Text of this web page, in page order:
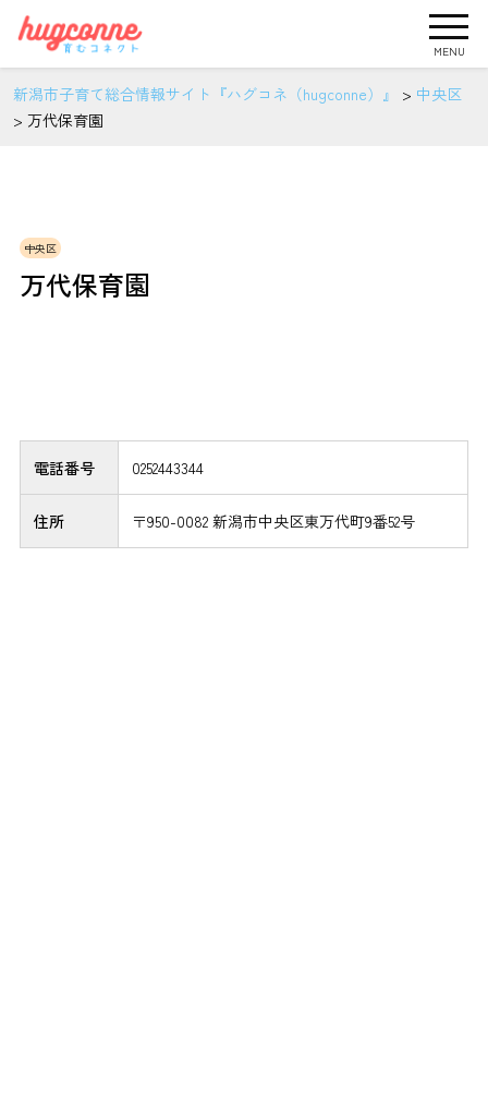
MENU
新潟市子育て総合情報サイト『ハグコネ（hugconne）』 > 中央区
> 万代保育園
中央区
万代保育園
電話番号 0252443344
住所 〒950-0082 新潟市中央区東万代町9番52号